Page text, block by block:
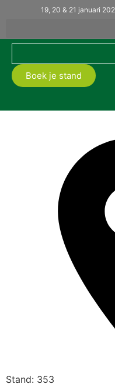
19, 20 & 21 januari
Boek je stand
Stand: 353